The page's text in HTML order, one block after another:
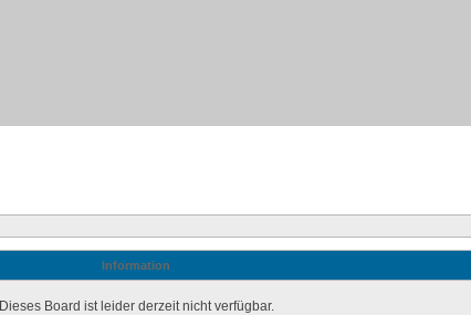
Information
Dieses Board ist leider derzeit nicht verfügbar.